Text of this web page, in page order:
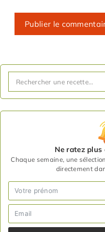
Ne ratez plus
Chaque semaine, une
directement